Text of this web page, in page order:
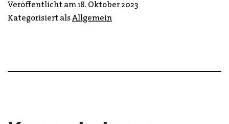
Veröffentlicht am18. Oktober 2023
Kategorisiert alsAllgemein